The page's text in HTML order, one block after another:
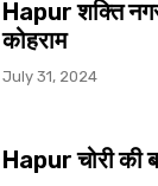
Hapur शक्ति
कोहराम
July 31, 2024
Hapur चोरी की